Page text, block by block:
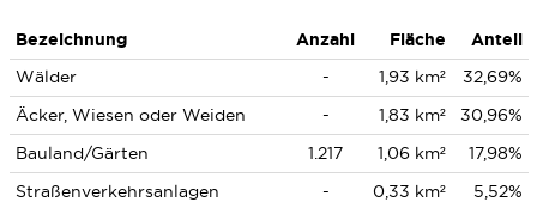
Bezeichnung Anzahl Fläche
Anteil
Wälder
- 1,93 km²
32,69%
Äcker, Wiesen oder Weiden
- 1,83 km²
30,96%
Bauland/Gärten
1.217 1,06 km²
17,98%
Straßenverkehrsanlagen
- 0,33 km² 5,52%